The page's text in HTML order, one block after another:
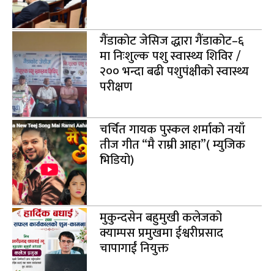
गैंडाकोट जेसिज द्धारा गैंडाकोट–६
मा निःशुल्क पशु स्वास्थ्य शिविर /
२०० भन्दा बढी पशुपंक्षीको स्वास्थ्य
परीक्षण
चर्चित गायक पुस्कल शर्माको नयाँ
तीज गीत “मै राम्री आहा”( म्युजिक
भिडियो)
मुकुन्दसेन बहुमुखी कलेजको
क्याम्पस प्रमुखमा ईश्वरीप्रसाद
चापागाईं नियुक्त